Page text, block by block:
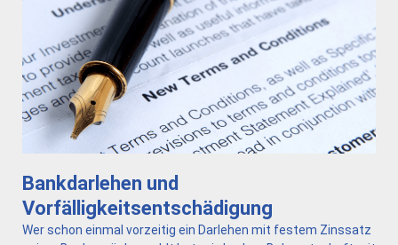
Bankdarlehen und
Vorfälligkeitsentschädigung
Wer schon einmal vorzeitig ein Darlehen mit festem Zinssatz